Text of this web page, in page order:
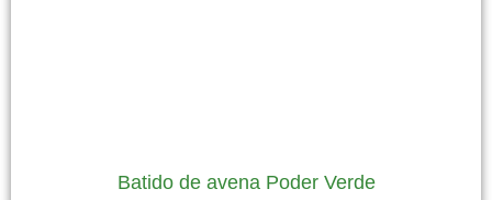
Batido de avena Poder Verde